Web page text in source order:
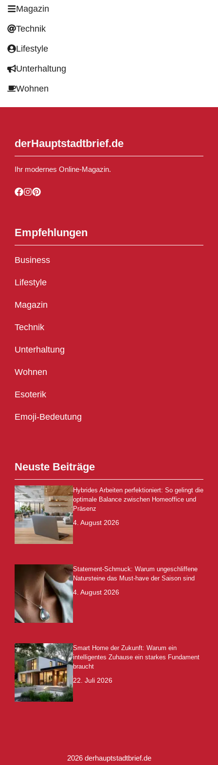
Magazin
Technik
Lifestyle
Unterhaltung
Wohnen
derHauptstadtbrief.de
Ihr modernes Online-Magazin.
Empfehlungen
Business
Lifestyle
Magazin
Technik
Unterhaltung
Wohnen
Esoterik
Emoji-Bedeutung
Neuste Beiträge
Hybrides Arbeiten perfektioniert: So gelingt die
optimale Balance zwischen Homeoffice und
Präsenz
4. August 2026
Statement-Schmuck: Warum ungeschliffene
Natursteine das Must-have der Saison sind
4. August 2026
Smart Home der Zukunft: Warum ein
intelligentes Zuhause ein starkes Fundament
braucht
22. Juli 2026
2026 derhauptstadtbrief.de